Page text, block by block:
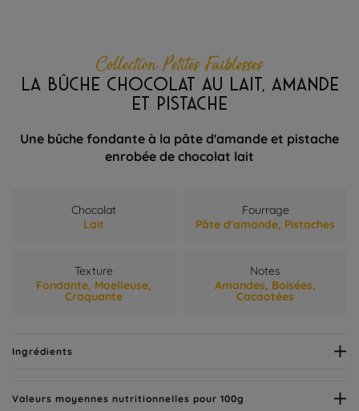
Collection Petites Faiblesses
LA BÛCHE CHOCOLAT AU LAIT, AMANDE
ET PISTACHE
Une bûche fondante à la pâte d'amande et pistache
enrobée de chocolat lait
Chocolat
Lait
Fourrage
Pâte d'amande, Pistaches
Texture
Fondante, Moelleuse,
Craquante
Notes
Amandes, Boisées,
Cacaotées
Ingrédients
Valeurs moyennes nutritionnelles pour 100g